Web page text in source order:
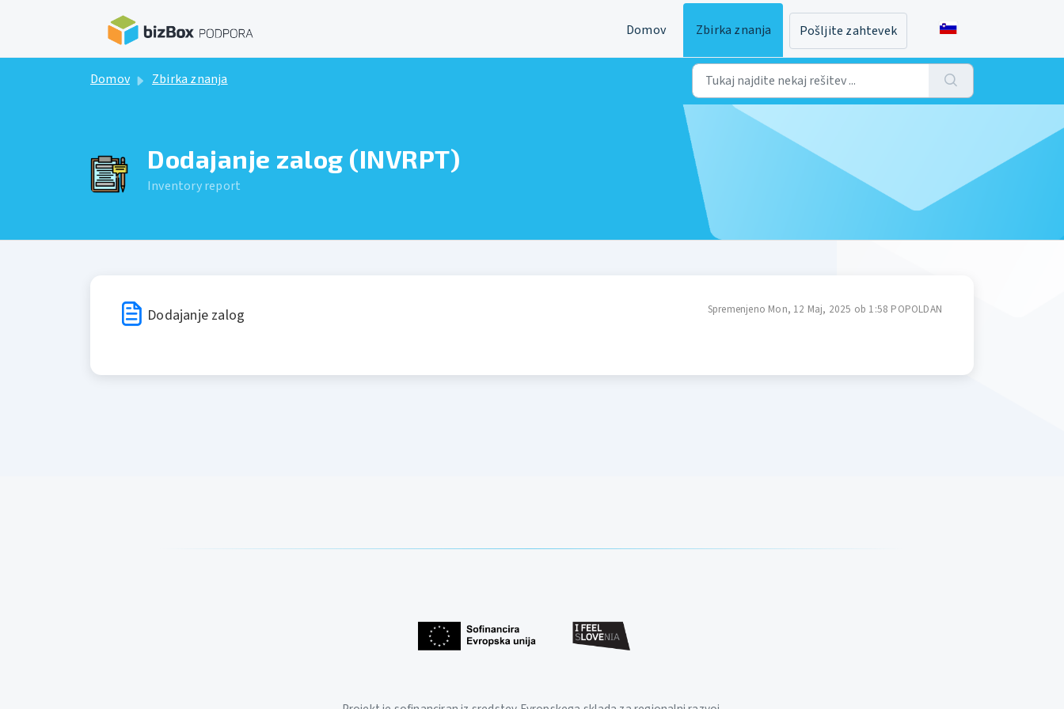
Domov
Zbirka znanja Pošljite zahtevek
Domov Zbirka znanja
Dodajanje zalog (INVRPT)
Inventory report
Dodajanje zalog Spremenjeno Mon, 12 Maj, 2025 ob 1:58 POPOLDAN